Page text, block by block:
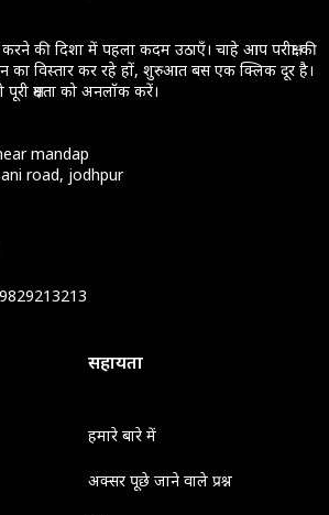
करने की दिशा में पहला कदम उठाएँ। चाहे आप परीक्षा की
का विस्तार कर रहे हों, शुरुआत बस एक क्लिक दूर है।
क्षमता को अनलॉक करें।
mandap
road, jodhpur
सहायता
हमारे बारे में
अक्सर पूछे जाने वाले प्रश्न